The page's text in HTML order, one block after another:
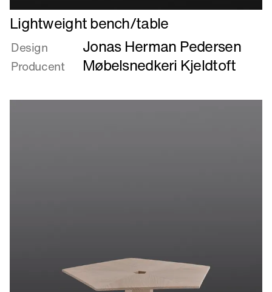
Læs
mere
om
Lightweight
bench/table
Lightweight bench/table
Design Jonas Herman Pedersen
Producent Møbelsnedkeri Kjeldtoft